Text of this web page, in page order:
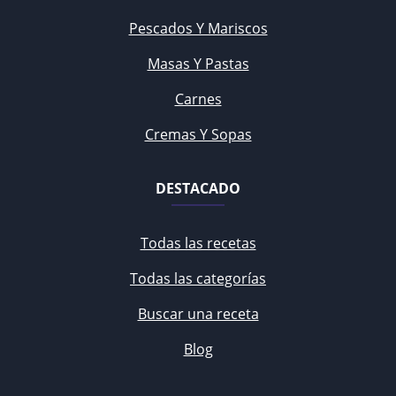
Pescados Y Mariscos
Masas Y Pastas
Carnes
Cremas Y Sopas
DESTACADO
Todas las recetas
Todas las categorías
Buscar una receta
Blog